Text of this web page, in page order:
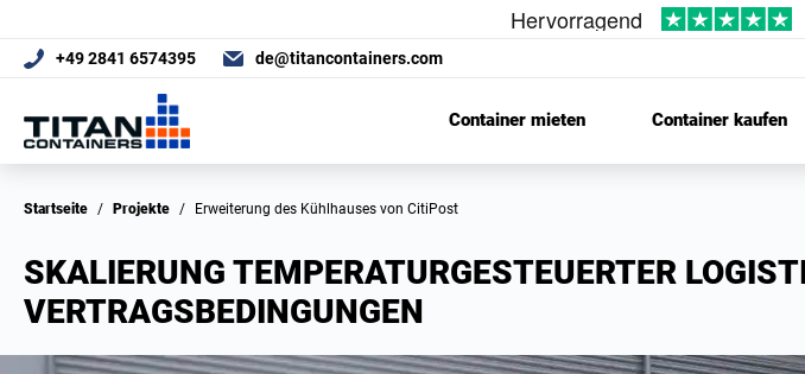
+49 2841 6574395 de@titancontainers.com
Container mieten Container kaufen
Startseite / Projekte / Erweiterung des Kühlhauses von CitiPost
SKALIERUNG TEMPERATURGESTEUERTER
VERTRAGSBEDINGUNGEN